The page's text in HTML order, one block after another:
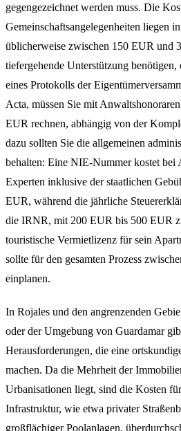
gegengezeichnet werden muss. Die
Gemeinschaftsangelegenheiten liegen
üblicherweise zwischen 150 EUR und
tiefergehende Unterstützung
eines Protokolls der
Acta, müssen Sie mit
EUR rechnen, abhängig von der
dazu sollten Sie die allgemeinen
behalten: Eine NIE-Nummer kostet
Experten inklusive der staatlichen
EUR, während die jährliche
die IRNR, mit 200 EUR bis 500 EUR
touristische Vermietlizenz für sein
sollte für den gesamten Prozess
einplanen.
In Rojales und den angrenzenden
oder der Umgebung von Guardamar
Herausforderungen, die eine
machen. Da die Mehrheit der
Urbanisationen liegt, sind die Kosten
Infrastruktur, wie etwa privater
großflächiger Poolanlagen,